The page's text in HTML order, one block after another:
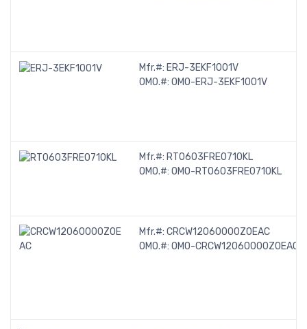
Mfr.#: ERJ-3EKF1001V
OMO.#: OMO-ERJ-3EKF1001V
Mfr.#: RT0603FRE0710KL
OMO.#: OMO-RT0603FRE0710KL
Mfr.#: CRCW12060000Z0EAC
OMO.#: OMO-CRCW12060000Z0EAC